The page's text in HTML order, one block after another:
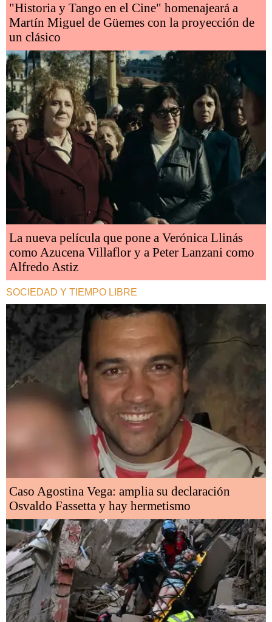
"Historia y Tango en el Cine" homenajeará a
Martín Miguel de Güemes con la proyección de
un clásico
La nueva película que pone a Verónica Llinás
como Azucena Villaflor y a Peter Lanzani como
Alfredo Astiz
SOCIEDAD Y TIEMPO LIBRE
Caso Agostina Vega: amplia su declaración
Osvaldo Fassetta y hay hermetismo